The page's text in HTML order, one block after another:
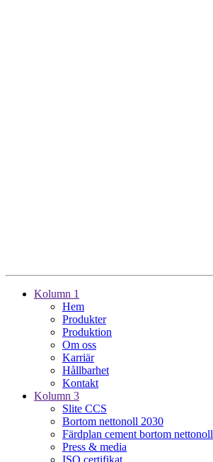
Kolumn 1
Hem
Produkter
Produktion
Om oss
Karriär
Hållbarhet
Kontakt
Kolumn 3
Slite CCS
Bortom nettonoll 2030
Färdplan cement bortom nettonoll
Press & media
ISO certifikat